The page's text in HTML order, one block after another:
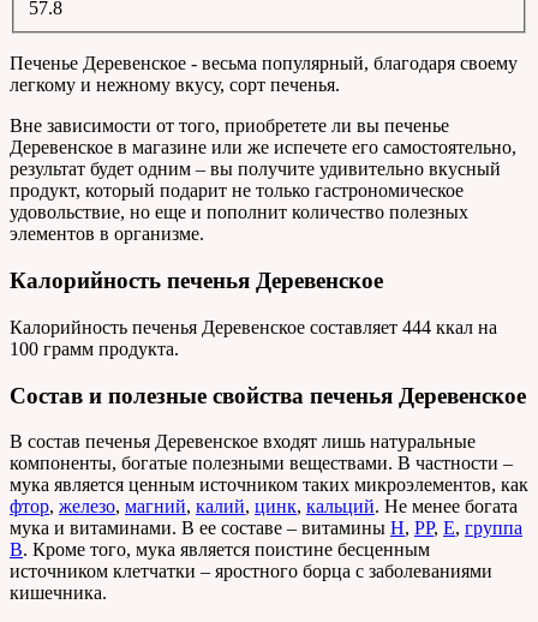
57.8
Печенье Деревенское - весьма популярный, благодаря своему
легкому и нежному вкусу, сорт печенья.
Вне зависимости от того, приобретете ли вы печенье
Деревенское в магазине или же испечете его самостоятельно,
результат будет одним – вы получите удивительно вкусный
продукт, который подарит не только гастрономическое
удовольствие, но еще и пополнит количество полезных
элементов в организме.
Калорийность печенья Деревенское
Калорийность печенья Деревенское составляет 444 ккал на
100 грамм продукта.
Состав и полезные свойства печенья Деревенское
В состав печенья Деревенское входят лишь натуральные
компоненты, богатые полезными веществами. В частности –
мука является ценным источником таких микроэлементов, как
фтор, железо, магний, калий, цинк, кальций. Не менее богата
мука и витаминами. В ее составе – витамины Н, РР, Е, группа
В. Кроме того, мука является поистине бесценным
источником клетчатки – яростного борца с заболеваниями
кишечника.